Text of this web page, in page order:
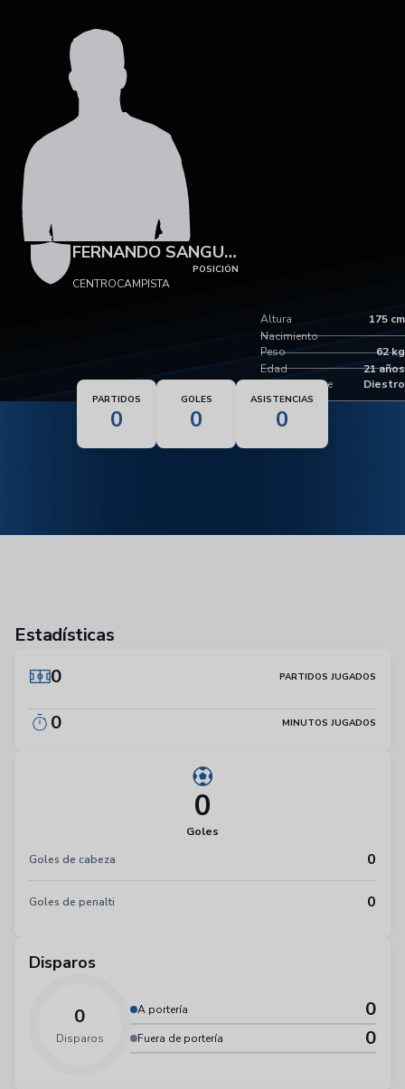
FERNANDO SANGUINETTI
POSICIÓN
CENTROCAMPISTA
Altura 175 cm
Peso 62 kg
Pie dominante Diestro
Nacimiento
Edad 21 años
PARTIDOS
0
GOLES
0
ASISTENCIAS
0
Estadísticas
0
PARTIDOS JUGADOS
0 MINUTOS JUGADOS
0
Goles
Goles de cabeza
0
Goles de penalti 0
Disparos
0
Disparos
A portería 0
Fuera de portería 0